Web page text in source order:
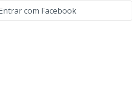
com Facebook